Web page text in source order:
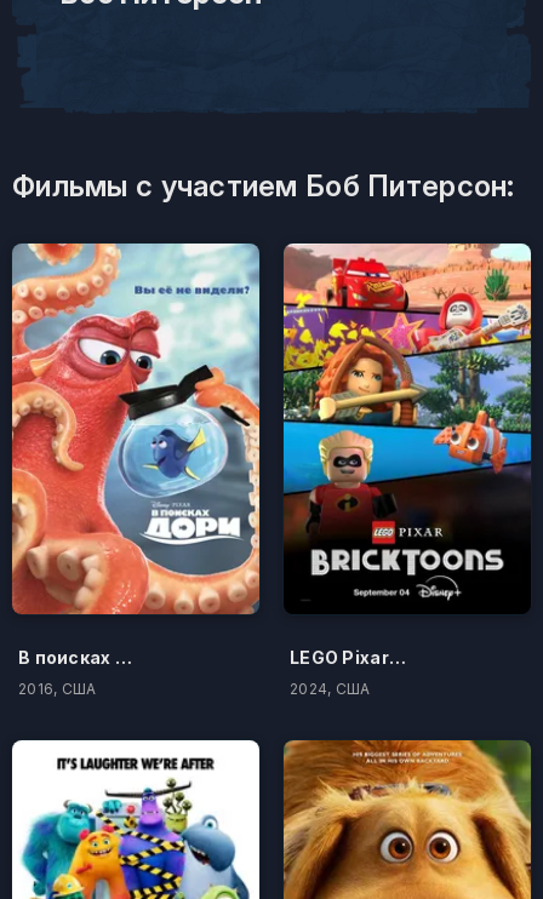
Фильмы с участием Боб Питерсон:
В поисках Дори
2016, США
LEGO Pixar: Кубикомульты
2024, США